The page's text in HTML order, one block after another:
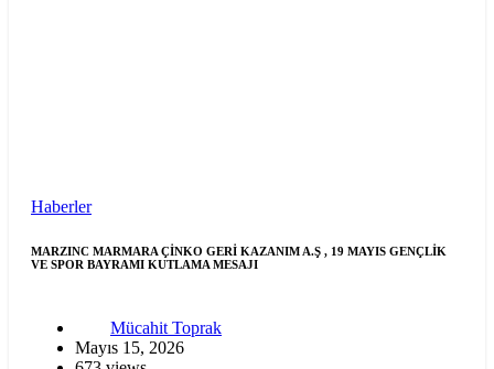
Haberler
MARZINC MARMARA ÇİNKO GERİ KAZANIM A.Ş , 19 MAYIS GENÇLİK
VE SPOR BAYRAMI KUTLAMA MESAJI
Mücahit Toprak
Mayıs 15, 2026